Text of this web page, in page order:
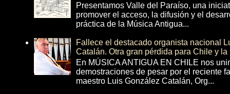
Presentamos Valle del Paraíso, una
promover el acceso, la difusión y el
práctica de la Música Antigua...
Fallece el destacado organista nacional
Catalán. Otra gran pérdida para Chile y la
En MÚSICA ANTIGUA EN CHILE nos
demostraciones de pesar por el reciente
maestro Luis González Catalán, Org...